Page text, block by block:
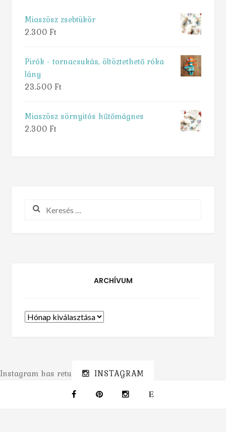
Miaszösz zsebtükör
2.300 Ft
Pirók - tornacsukás, öltöztethető róka
lány
23.500 Ft
Miaszösz sörnyitós hűtőmágnes
2.300 Ft
Keresés:
ARCHÍVUM
Archívum
Instagram has returned invalid data.
INSTAGRAM